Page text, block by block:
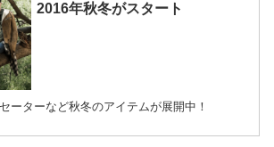
2016年秋冬がスタート
ーターなど秋冬のアイテムが展開中！